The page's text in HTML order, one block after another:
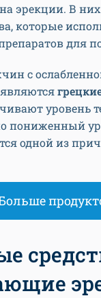
эрекции. В
которые
для
с
уровень
пониженный
одной из